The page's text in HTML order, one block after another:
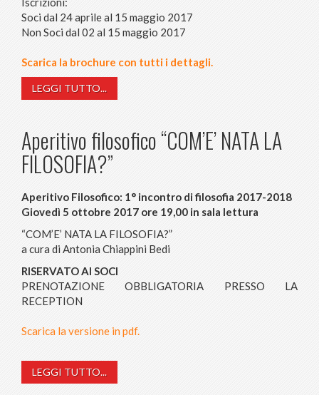
Soci dal 24 aprile al 15 maggio 2017
Non Soci dal 02 al 15 maggio 2017
Scarica la brochure con tutti i dettagli.
LEGGI TUTTO...
Aperitivo filosofico “COM’E’ NATA LA
FILOSOFIA?”
Aperitivo Filosofico: 1° incontro di filosofia 2017-2018
Giovedì 5 ottobre 2017 ore 19,00 in sala lettura
“COM’E’ NATA LA FILOSOFIA?”
a cura di Antonia Chiappini Bedi
RISERVATO AI SOCI
PRENOTAZIONE OBBLIGATORIA PRESSO LA
RECEPTION
Scarica la versione in pdf.
LEGGI TUTTO...